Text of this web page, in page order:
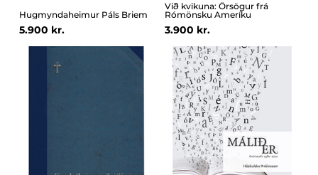
Hugmyndaheimur Páls Briem
5.900 kr.
Við kvikuna: Örsögur frá
Rómönsku Ameríku
3.900 kr.